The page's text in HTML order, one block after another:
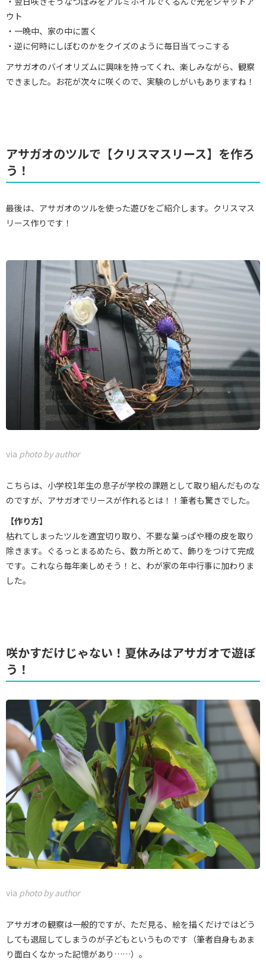
ウト
・一晩中、家の中に置く
・逆に何時にしぼむのかをクイズのように毎日当てっこする
アサガオのバイオリズムに興味を持ってくれ、楽しみながら、観察
できました。お花が次々に咲くので、実験のしがいもありますね！
アサガオのツルで【クリスマスリース】を作ろ
う！
最後は、アサガオのツルを使った遊びをご紹介します。クリスマス
リース作りです！
via photo by author
こちらは、小学校1年生の息子が学校の課題として取り組んだものな
のですが、アサガオでリースが作れるとは！！筆者も驚きでした。
【作り方】
枯れてしまったツルを適宜切り取り、不要な葉っぱや種の皮を取り
除きます。ぐるっとまるめたら、数カ所とめて、飾りをつけて完成
です。これなら毎年楽しめそう！と、わが家の年中行事に加わりま
した。
咲かすだけじゃない！夏休みはアサガオで遊ぼ
う！
via photo by author
アサガオの観察は一般的ですが、ただ見る、絵を描くだけではどう
しても退屈してしまうのが子どもというものです（筆者自身もあま
り面白くなかった記憶があり……）。